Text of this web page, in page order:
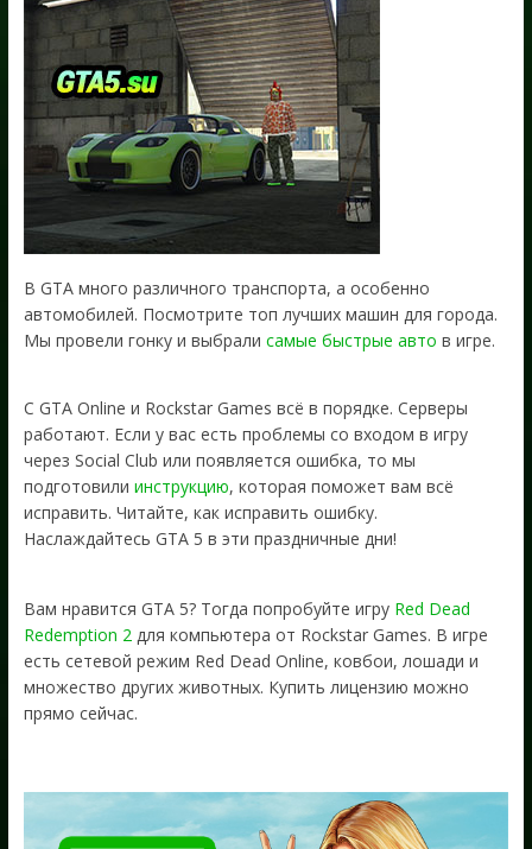
В GTA много различного транспорта, а особенно
автомобилей. Посмотрите топ лучших машин для города.
Мы провели гонку и выбрали самые быстрые авто в игре.
С GTA Online и Rockstar Games всё в порядке. Серверы
работают. Если у вас есть проблемы со входом в игру
через Social Club или появляется ошибка, то мы
подготовили инструкцию, которая поможет вам всё
исправить. Читайте, как исправить ошибку.
Наслаждайтесь GTA 5 в эти праздничные дни!
Вам нравится GTA 5? Тогда попробуйте игру Red Dead
Redemption 2для компьютера от Rockstar Games. В игре
есть сетевой режим Red Dead Online, ковбои, лошади и
множество других животных. Купить лицензию можно
прямо сейчас.